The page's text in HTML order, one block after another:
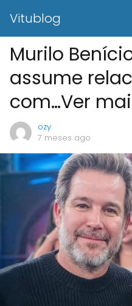
Vitublog
Murilo
assume
com…Ver
ozy
7 meses ago